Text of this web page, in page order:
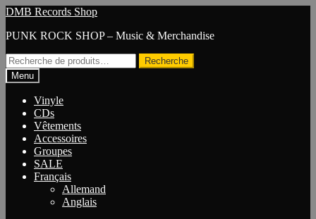
Aller
la
Aller
contenu
DMB Records Shop
PUNK ROCK SHOP – Music & Merchandise
Recherche
pour :
Recherche
Menu
Vinyle
CDs
Vêtements
Accessoires
Groupes
SALE
Français
Allemand
Anglais